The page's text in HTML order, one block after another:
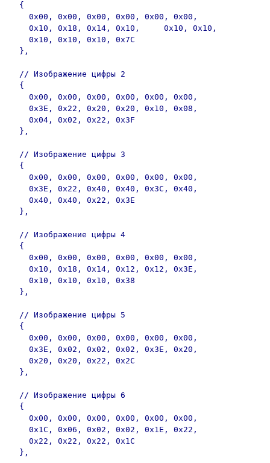
  {
    0x00, 0x00, 0x00, 0x00, 0x00, 0x00,
    0x10, 0x18, 0x14, 0x10,	0x10, 0x10,
    0x10, 0x10, 0x10, 0x7C
  },
  // Изображение цифры 2
  {
    0x00, 0x00, 0x00, 0x00, 0x00, 0x00,
    0x3E, 0x22, 0x20, 0x20, 0x10, 0x08,
    0x04, 0x02, 0x22, 0x3F
  },
  // Изображение цифры 3
  {
    0x00, 0x00, 0x00, 0x00, 0x00, 0x00,
    0x3E, 0x22, 0x40, 0x40, 0x3C, 0x40,
    0x40, 0x40, 0x22, 0x3E
  },
  // Изображение цифры 4
  {
    0x00, 0x00, 0x00, 0x00, 0x00, 0x00,
    0x10, 0x18, 0x14, 0x12, 0x12, 0x3E,
    0x10, 0x10, 0x10, 0x38
  },
  // Изображение цифры 5
  {
    0x00, 0x00, 0x00, 0x00, 0x00, 0x00,
    0x3E, 0x02, 0x02, 0x02, 0x3E, 0x20,
    0x20, 0x20, 0x22, 0x2C
  },
  // Изображение цифры 6
  {
    0x00, 0x00, 0x00, 0x00, 0x00, 0x00,
    0x1C, 0x06, 0x02, 0x02, 0x1E, 0x22,
    0x22, 0x22, 0x22, 0x1C
  },